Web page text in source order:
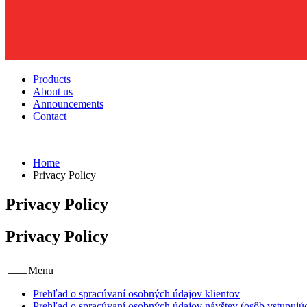
Products
About us
Announcements
Contact
Home
Privacy Policy
Privacy Policy
Privacy Policy
Menu
Prehľad o spracúvaní osobných údajov klientov